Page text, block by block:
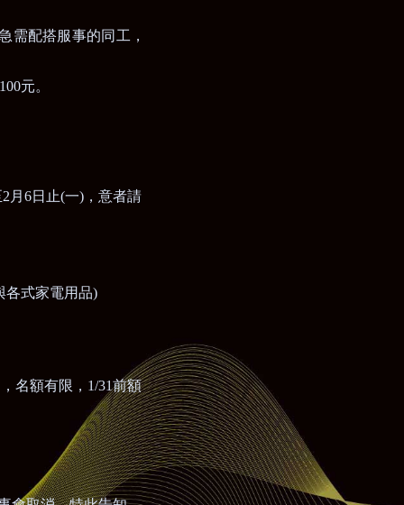
需配搭服事的同工，
元。
2 月 6日止(一)，意者請
各式家電用品)
名額有限， 1/31前額